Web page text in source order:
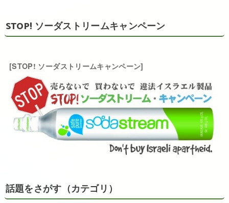
STOP! ソーダストリームキャンペーン
[STOP! ソーダストリームキャンペーン]
話題をさがす（カテゴリ）